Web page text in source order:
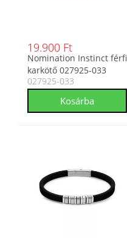
19.900 Ft
Nomination Instinct férfi
karkötő 027925-033
027925-033